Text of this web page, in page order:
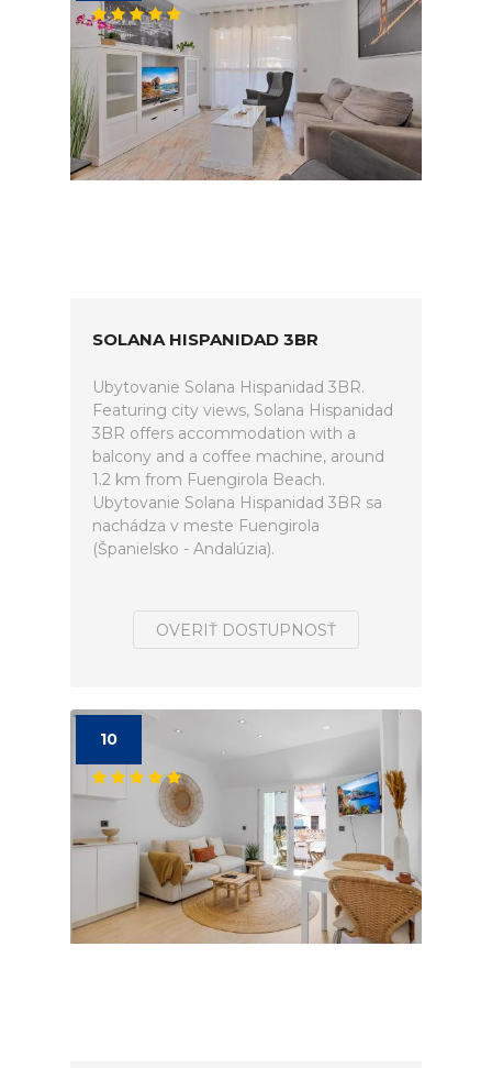
SOLANA HISPANIDAD 3BR
Ubytovanie Solana Hispanidad 3BR.
Featuring city views, Solana Hispanidad
3BR offers accommodation with a
balcony and a coffee machine, around
1.2 km from Fuengirola Beach.
Ubytovanie Solana Hispanidad 3BR sa
nachádza v meste Fuengirola
(Španielsko - Andalúzia).
OVERIŤ DOSTUPNOSŤ
10